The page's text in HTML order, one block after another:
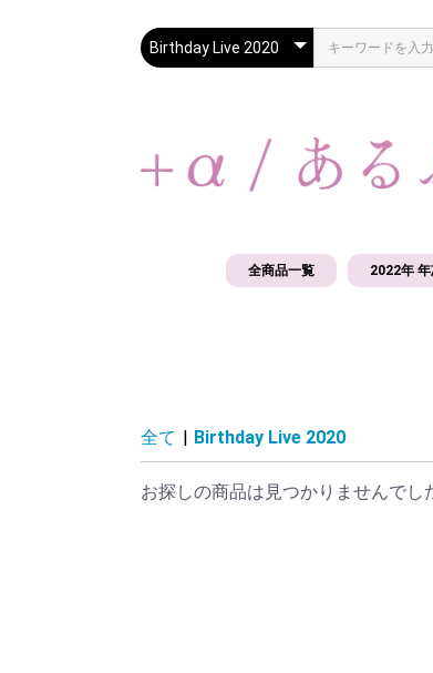
全商品一覧 2022年
全て Birthday Live 2020
お探しの商品は見つかりませんでし